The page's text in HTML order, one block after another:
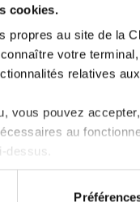
cookies.
propres au site de la
votre
relatives
vous pouvez
au
sur le site et
Il